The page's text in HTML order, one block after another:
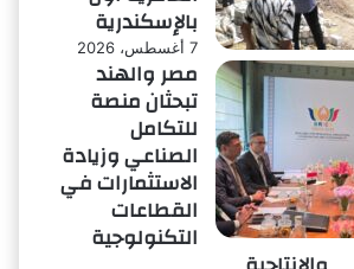
بالإسكندرية
7 أغسطس، 2026
مصر والهند
تبحثان منصة
للتكامل
الصناعي وزيادة
الاستثمارات في
القطاعات
التكنولوجية